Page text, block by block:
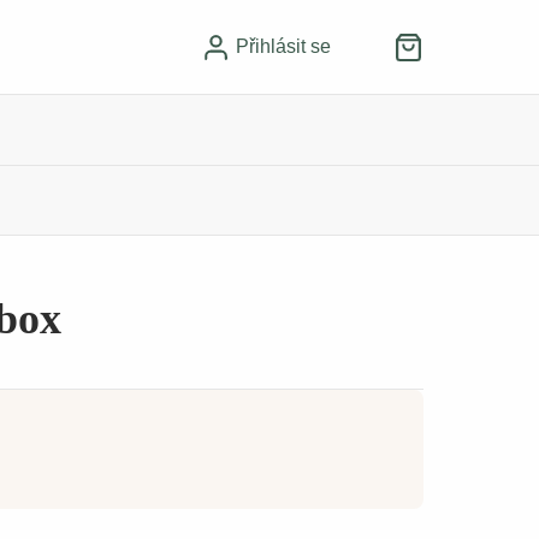
Přihlásit se